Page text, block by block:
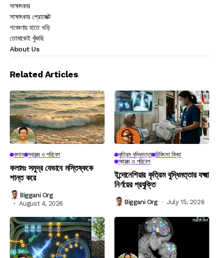
সাক্ষাৎকার
সাক্ষাৎকার প্রোজেক্ট
গবেষণায় হাতে খড়ি
তোমাকেই খুঁজছি
About Us
Related Articles
কলাম স্বাস্থ্য ও পরিবেশ
কলামঃ সমুদ্র যেভাবে মস্তিষ্ককে
শান্ত করে
Biggani Org
August 4, 2026
কৃত্রিম বুদ্ধিমত্তা চিকিৎসা বিদ্যা
স্বাস্থ্য ও পরিবেশ
ইন্দোনেশিয়ার কৃত্রিম বুদ্ধিমত্তার যক্ষ্মা
নির্ণয়ের প্রযুক্তি
Biggani Org July 15, 2026